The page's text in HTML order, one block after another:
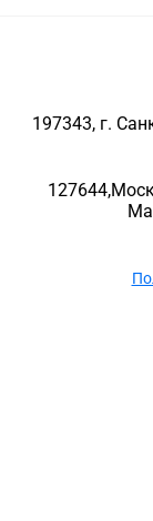
197343, г.
127644,